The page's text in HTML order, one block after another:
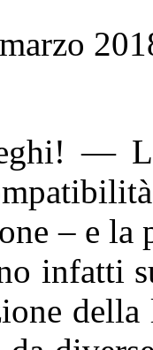
—
– e la
infatti